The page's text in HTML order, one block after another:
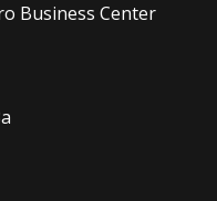
Business Center